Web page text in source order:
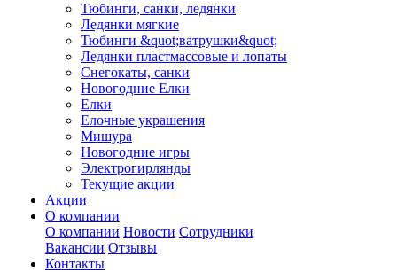
Тюбинги, санки, ледянки
Ледянки мягкие
Тюбинги &quot;ватрушки&quot;
Ледянки пластмассовые и лопаты
Снегокаты, санки
Новогодние Елки
Елки
Елочные украшения
Мишура
Новогодние игры
Электрогирлянды
Текущие акции
Акции
О компании
О компании Новости Сотрудники
Вакансии Отзывы
Контакты